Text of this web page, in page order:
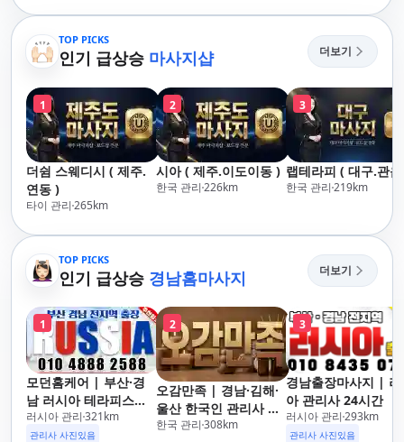
TOP PICKS
인기 급상승 마사지샵 더보기
1
더쉼 스웨디시 ( 제주.
연동 )
타이 관리 265km
2
시아 ( 제주.이도이동 )
한국 관리 226km
3
랩테라피 ( 대구.관
한국 관리 219km
TOP PICKS
인기 급상승 경남홈마사지 더보기
1
모던홈케어 | 부산·경
남 러시아 테라피스트
방문 마사지
러시아 관리 321km
관리사 사진있음
2
오감만족 | 경남·김해·
울산 한국인 관리사 출
장마사지
한국 관리 308km
3
경남출장마사지 | 러
아 관리사 24시간
러시아 관리 293km
관리사 사진있음